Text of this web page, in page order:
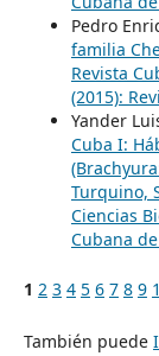
Pedro
familia
Revista
(2015):
Yander
Cuba I:
Turquino,
Ciencias
Cubana
1 2 3 4 5 6 7 8 9
También puede